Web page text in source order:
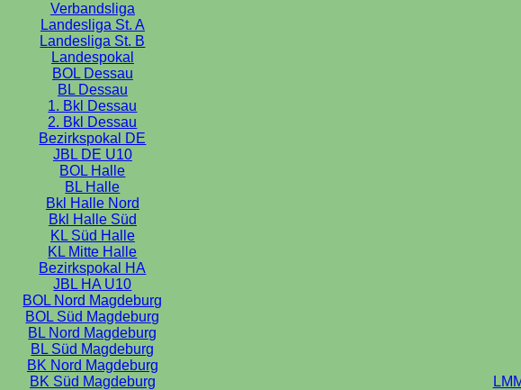
Verbandsliga
Landesliga St. A
Landesliga St. B
Landespokal
BOL Dessau
BL Dessau
1. Bkl Dessau
2. Bkl Dessau
Bezirkspokal DE
JBL DE U10
BOL Halle
BL Halle
Bkl Halle Nord
Bkl Halle Süd
KL Süd Halle
KL Mitte Halle
Bezirkspokal HA
JBL HA U10
BOL Nord Magdeburg
BOL Süd Magdeburg
BL Nord Magdeburg
BL Süd Magdeburg
BK Nord Magdeburg
BK Süd Magdeburg